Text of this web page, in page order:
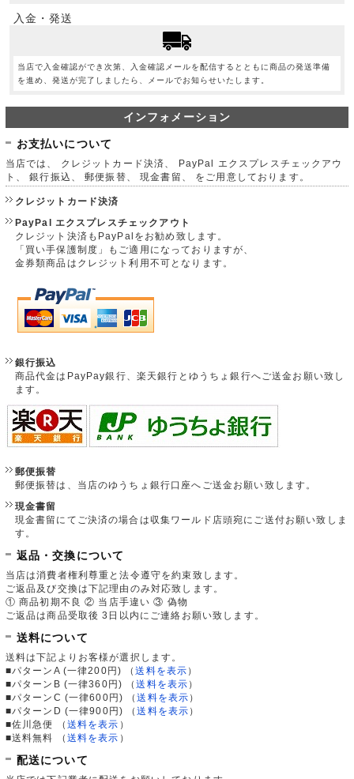
入金・発送
当店で入金確認ができ次第、入金確認メールを配信するとともに商品の発送準備
を進め、発送が完了しましたら、メールでお知らせいたします。
インフォメーション
お支払いについて
当店では、 クレジットカード決済、 PayPal エクスプレスチェックアウ
ト、 銀行振込、 郵便振替、 現金書留、 をご用意しております。
クレジットカード決済
PayPal エクスプレスチェックアウト
クレジット決済もPayPalをお勧め致します。
「買い手保護制度」もご適用になっておりますが、
金券類商品はクレジット利用不可となります。
銀行振込
商品代金はPayPay銀行、楽天銀行とゆうちょ銀行へご送金お願い致し
ます。
郵便振替
郵便振替は、当店のゆうちょ銀行口座へご送金お願い致します。
現金書留
現金書留にてご決済の場合は収集ワールド店頭宛にご送付お願い致しま
す。
返品・交換について
当店は消費者権利尊重と法令遵守を約束致します。
ご返品及び交換は下記理由のみ対応致します。
① 商品初期不良 ② 当店手違い ③ 偽物
ご返品は商品受取後 3日以内にご連絡お願い致します。
送料について
送料は下記よりお客様が選択します。
■パターンA (一律200円)
（送料を表示 ）
■パターンB (一律360円)
（送料を表示 ）
■パターンC (一律600円)
（送料を表示 ）
■パターンD (一律900円)
（送料を表示 ）
■佐川急便
（ 送料を表示 ）
■送料無料
（ 送料を表示 ）
配送について